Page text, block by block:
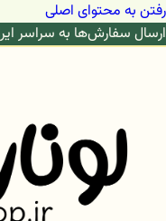
رفتن به محتوای اصلی
ارسال سفارش‌ها به سراسر